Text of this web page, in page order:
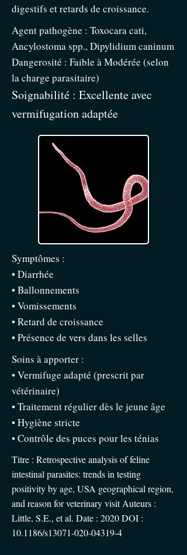
digestifs et retards de croissance.
Agent pathogène : Toxocara cati,
Ancylostoma spp., Dipylidium caninum
Dangerosité : Faible à Modérée (selon
la charge parasitaire)
Soignabilité : Excellente avec
vermifugation adaptée
Symptômes :
• Diarrhée
• Ballonnements
• Vomissements
• Retard de croissance
• Présence de vers dans les selles
Soins à apporter :
• Vermifuge adapté (prescrit par
vétérinaire)
• Traitement régulier dès le jeune âge
• Hygiène stricte
• Contrôle des puces pour les ténias
Titre : Retrospective analysis of feline
intestinal parasites: trends in testing
positivity by age, USA geographical region,
and reason for veterinary visit Auteurs :
Little, S.E., et al. Date : 2020 DOI :
10.1186/s13071-020-04319-4